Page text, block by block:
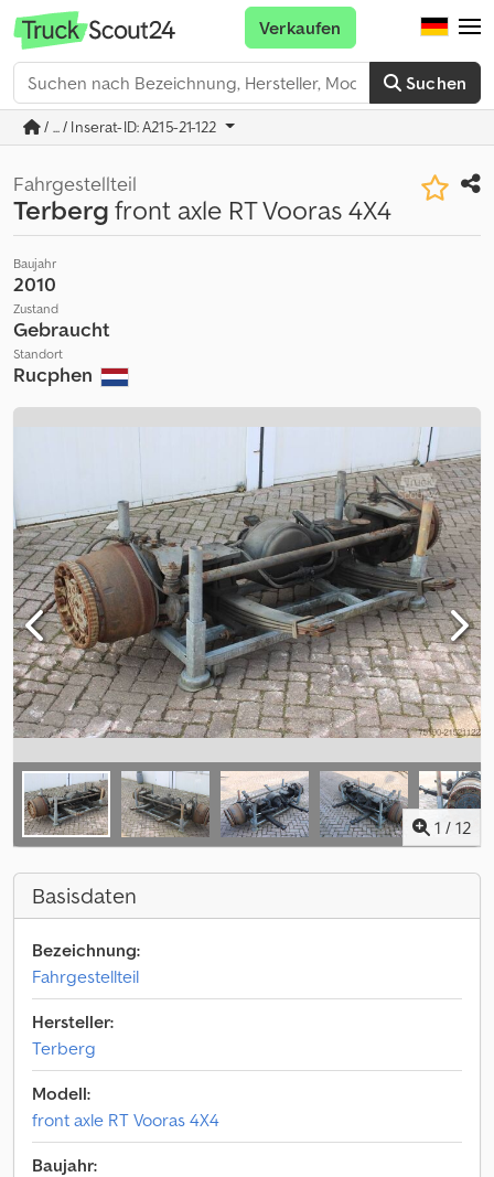
Suchen
Verkaufen
/ ... / Inserat-ID: A215-21-122
Fahrgestellteil
Terbergfront axle RT Vooras 4X4
Baujahr
2010
Zustand
Gebraucht
Standort
Rucphen
1 / 12
Basisdaten
Bezeichnung:
Fahrgestellteil
Hersteller:
Terberg
Modell:
front axle RT Vooras 4X4
Baujahr: